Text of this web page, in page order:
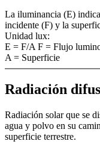
La iluminancia (E)
incidente (F) y la
Unidad lux:
E = F/­A F = Flujo
A = Superficie
Radiación
Radiación solar que se
agua y polvo en su
superficie terrestre.